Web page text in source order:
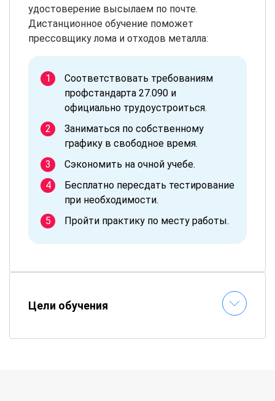
удостоверение высылаем по почте.
Дистанционное обучение поможет
прессовщику лома и отходов металла:
Соответствовать требованиям
профстандарта 27.090 и
официально трудоустроиться.
Заниматься по собственному
графику в свободное время.
Сэкономить на очной учебе.
Бесплатно пересдать тестирование
при необходимости.
Пройти практику по месту работы.
Цели обучения